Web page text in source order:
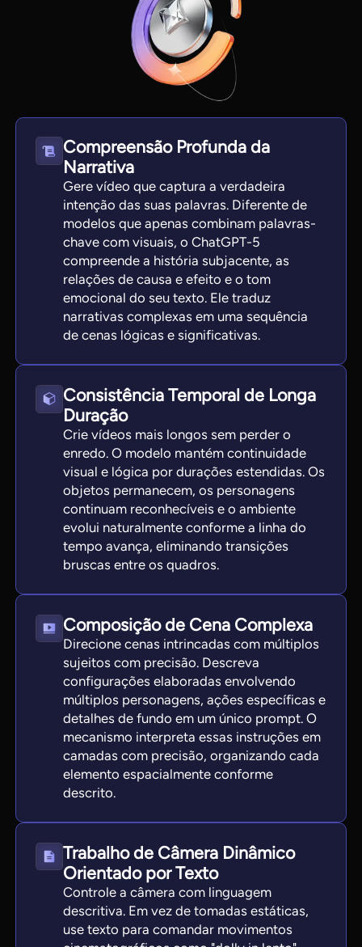
Compreensão Profunda da
Narrativa
Gere vídeo que captura a verdadeira
intenção das suas palavras. Diferente de
modelos que apenas combinam palavras-
chave com visuais, o ChatGPT-5
compreende a história subjacente, as
relações de causa e efeito e o tom
emocional do seu texto. Ele traduz
narrativas complexas em uma sequência
de cenas lógicas e significativas.
Consistência Temporal de Longa
Duração
Crie vídeos mais longos sem perder o
enredo. O modelo mantém continuidade
visual e lógica por durações estendidas. Os
objetos permanecem, os personagens
continuam reconhecíveis e o ambiente
evolui naturalmente conforme a linha do
tempo avança, eliminando transições
bruscas entre os quadros.
Composição de Cena Complexa
Direcione cenas intrincadas com múltiplos
sujeitos com precisão. Descreva
configurações elaboradas envolvendo
múltiplos personagens, ações específicas e
detalhes de fundo em um único prompt. O
mecanismo interpreta essas instruções em
camadas com precisão, organizando cada
elemento espacialmente conforme
descrito.
Trabalho de Câmera Dinâmico
Orientado por Texto
Controle a câmera com linguagem
descritiva. Em vez de tomadas estáticas,
use texto para comandar movimentos